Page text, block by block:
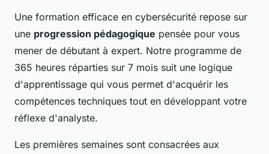
Une formation efficace en cybersécurité repose sur
une progression pédagogique pensée pour vous
mener de débutant à expert. Notre programme de
365 heures réparties sur 7 mois suit une logique
d'apprentissage qui vous permet d'acquérir les
compétences techniques tout en développant votre
réflexe d'analyste.
Les premières semaines sont consacrées aux